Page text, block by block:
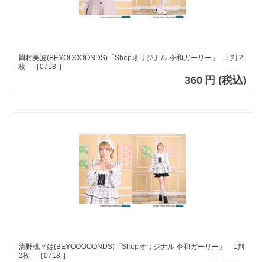
岡村美波(BEYOOOOONDS)「Shopオリジナル 令和ガーリー」 L判 2
枚 ［0718-］
360 円 (税込)
清野桃々姫(BEYOOOOONDS)「Shopオリジナル 令和ガーリー」 L判
2枚 ［0718-］